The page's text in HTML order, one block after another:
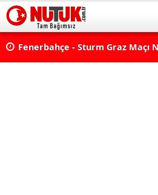
Fenerbahçe - Sturm Graz Maçı